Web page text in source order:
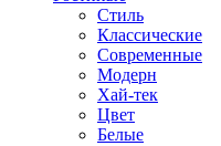
Стиль
Классические
Современные
Модерн
Хай-тек
Цвет
Белые